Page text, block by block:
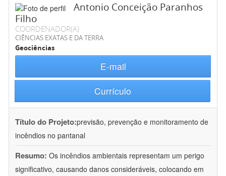
Antonio Conceição Paranhos
Filho
COORDENADOR(A)
CIÊNCIAS EXATAS E DA TERRA
Geociências
E-mail
Currículo
Título do Projeto:previsão, prevenção e monitoramento de
incêndios no pantanal
Resumo: Os incêndios ambientais representam um perigo
significativo, causando danos consideráveis, colocando em